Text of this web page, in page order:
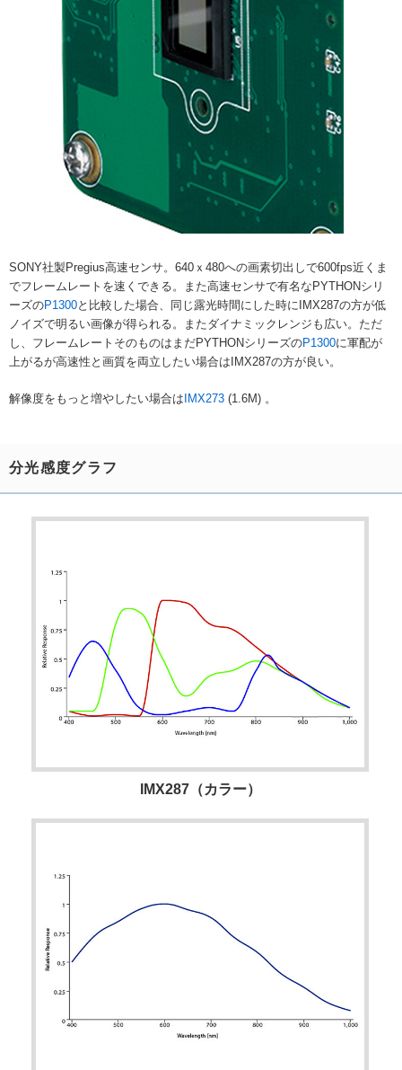
SONY社製Pregius高速センサ。640ｘ480への画素切出しで600fps近くま
でフレームレートを速くできる。また高速センサで有名なPYTHONシリ
ーズのP1300と比較した場合、同じ露光時間にした時にIMX287の方が低
ノイズで明るい画像が得られる。またダイナミックレンジも広い。ただ
し、フレームレートそのものはまだPYTHONシリーズのP1300に軍配が
上がるが高速性と画質を両立したい場合はIMX287の方が良い。
解像度をもっと増やしたい場合は IMX273 (1.6M) 。
分光感度グラフ
IMX287（カラー）